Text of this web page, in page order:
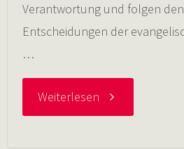
Verantwortung und folgen
Entscheidungen der
…
Weiterlesen"13.03.2020